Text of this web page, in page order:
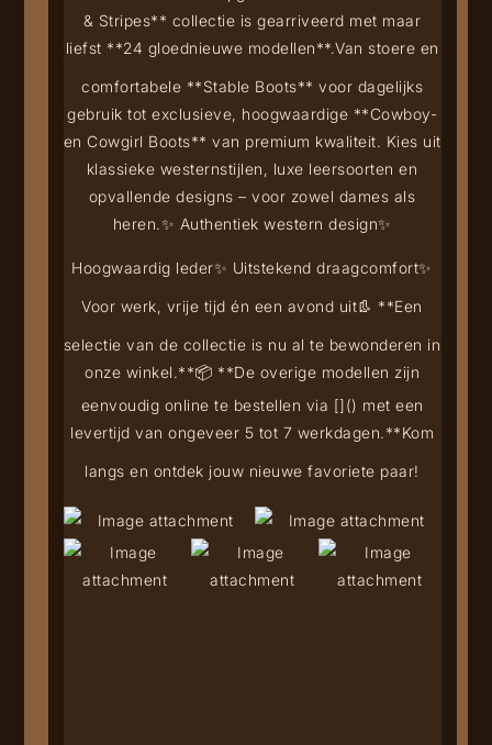
& Stripes** collectie is gearriveerd met maar
liefst **24 gloednieuwe modellen**.Van stoere en
comfortabele **Stable Boots** voor dagelijks
gebruik tot exclusieve, hoogwaardige **Cowboy-
en Cowgirl Boots** van premium kwaliteit. Kies uit
klassieke westernstijlen, luxe leersoorten en
opvallende designs – voor zowel dames als
heren.✨ Authentiek western design✨
Hoogwaardig leder✨ Uitstekend draagcomfort✨
Voor werk, vrije tijd én een avond uit👢 **Een
selectie van de collectie is nu al te bewonderen in
onze winkel.**📦 **De overige modellen zijn
eenvoudig online te bestellen via []() met een
levertijd van ongeveer 5 tot 7 werkdagen.**Kom
langs en ontdek jouw nieuwe favoriete paar!